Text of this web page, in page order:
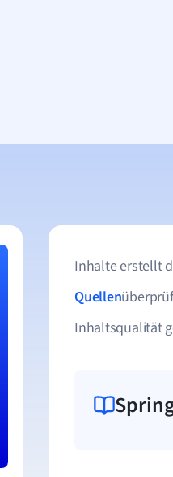
Inhalte erstellt
Quellen
Inhaltsqualität